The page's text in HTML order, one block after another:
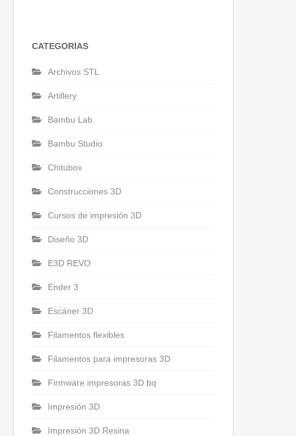
CATEGORÍAS
Archivos STL
Artillery
Bambu Lab
Bambu Studio
Chitubox
Construcciones 3D
Cursos de impresión 3D
Diseño 3D
E3D REVO
Ender 3
Escáner 3D
Filamentos flexibles
Filamentos para impresoras 3D
Firmware impresoras 3D bq
Impresión 3D
Impresión 3D Resina